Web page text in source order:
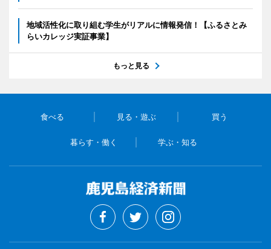
地域活性化に取り組む学生がリアルに情報発信！【ふるさとみ
らいカレッジ実証事業】
もっと見る
食べる 見る・遊ぶ 買う
暮らす・働く 学ぶ・知る